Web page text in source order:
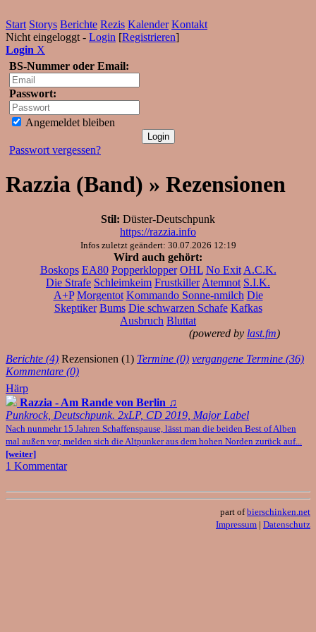
Start Storys Berichte Rezis Kalender Kontakt
Nicht eingeloggt - Login [Registrieren]
Login X
BS-Nummer oder Email:
Passwort:
Angemeldet bleiben
Passwort vergessen?
Razzia (Band) » Rezensionen
Stil: Düster-Deutschpunk
https://razzia.info
Infos zuletzt geändert: 30.07.2026 12:19
Wird auch gehört:
Boskops EA80 Popperklopper OHL No Exit A.C.K.
Die Strafe Schleimkeim Frustkiller Atemnot S.I.K.
A+P Morgentot Kommando Sonne-nmilch Die
Skeptiker Bums Die schwarzen Schafe Kafkas
Ausbruch Bluttat
(powered by last.fm)
Berichte (4) Rezensionen (1) Termine (0) vergangene Termine (36)
Kommentare (0)
Härp
Razzia - Am Rande von Berlin ♫
Punkrock, Deutschpunk. 2xLP, CD 2019, Major Label
Nach nunmehr 15 Jahren Schaffenspause, lässt man die beiden Best of Alben
mal außen vor, melden sich die Altpunker aus dem hohen Norden zurück auf...
[weiter]
1 Kommentar
part ofbierschinken.net
Impressum | Datenschutz